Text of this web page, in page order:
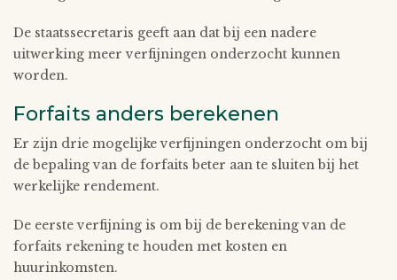
De staatssecretaris geeft aan dat bij een nadere
uitwerking meer verfijningen onderzocht kunnen
worden.
Forfaits anders berekenen
Er zijn drie mogelijke verfijningen onderzocht om bij
de bepaling van de forfaits beter aan te sluiten bij het
werkelijke rendement.
De eerste verfijning is om bij de berekening van de
forfaits rekening te houden met kosten en
huurinkomsten.